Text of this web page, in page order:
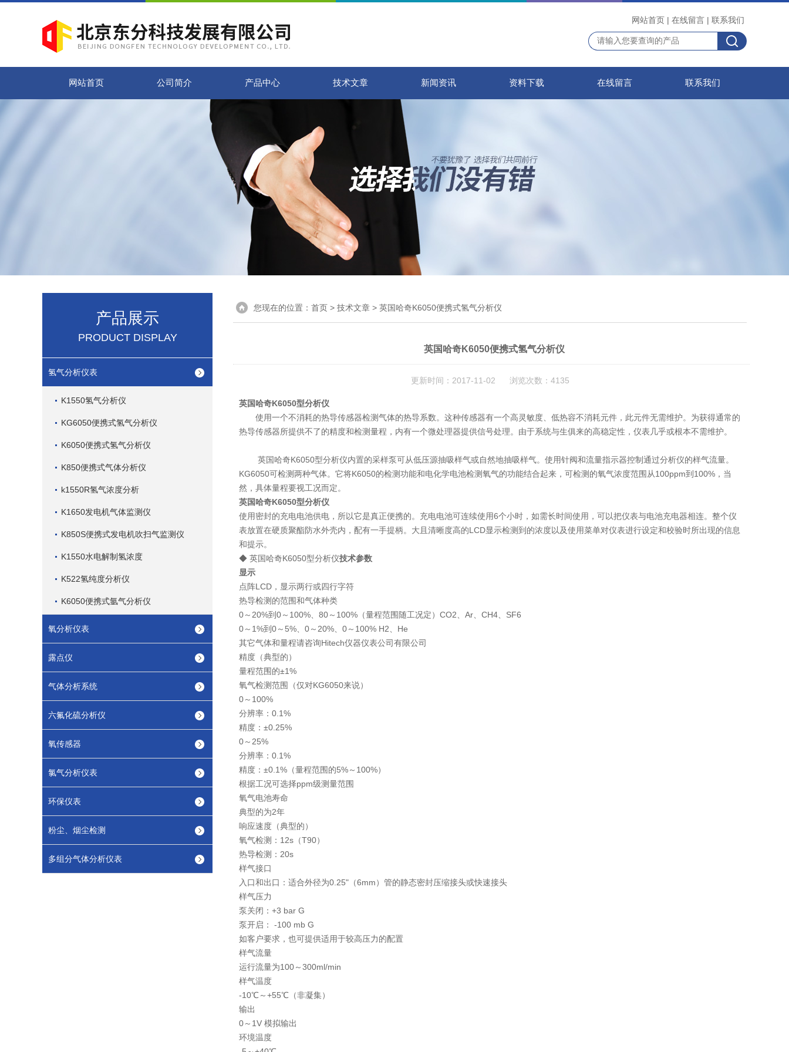
网站首页 | 在线留言 | 联系我们
网站首页 公司简介 产品中心 技术文章 新闻资讯 资料下载 在线留言 联系我们
产品展示
PRODUCT DISPLAY
氢气分析仪表
K1550氢气分析仪
KG6050便携式氢气分析仪
K6050便携式氢气分析仪
K850便携式气体分析仪
k1550R氢气浓度分析
K1650发电机气体监测仪
K850S便携式发电机吹扫气监测仪
K1550水电解制氢浓度
K522氢纯度分析仪
K6050便携式氩气分析仪
氧分析仪表
露点仪
气体分析系统
六氟化硫分析仪
氧传感器
氯气分析仪表
环保仪表
粉尘、烟尘检测
多组分气体分析仪表
您现在的位置： 首页 > 技术文章 > 英国哈奇K6050便携式氢气分析仪
英国哈奇K6050便携式氢气分析仪
更新时间：2017-11-02 浏览次数：4135
英国哈奇K6050型分析仪
使用一个不消耗的热导传感器检测气体的热导系数。这种传感器有一个高灵敏度、低热容不消耗元件，此元件无需维护。为获得通常的
热导传感器所提供不了的精度和检测量程，内有一个微处理器提供信号处理。由于系统与生俱来的高稳定性，仪表几乎或根本不需维护。
英国哈奇K6050型分析仪内置的采样泵可从低压源抽吸样气或自然地抽吸样气。使用针阀和流量指示器控制通过分析仪的样气流量。
KG6050可检测两种气体。它将K6050的检测功能和电化学电池检测氧气的功能结合起来，可检测的氧气浓度范围从100ppm到100%，当
然，具体量程要视工况而定。
英国哈奇K6050型分析仪
使用密封的充电电池供电，所以它是真正便携的。充电电池可连续使用6个小时，如需长时间使用，可以把仪表与电池充电器相连。整个仪
表放置在硬质聚酯防水外壳内，配有一手提柄。大且清晰度高的LCD显示检测到的浓度以及使用菜单对仪表进行设定和校验时所出现的信息
和提示。
◆ 英国哈奇K6050型分析仪技术参数
显示
点阵LCD，显示两行或四行字符
热导检测的范围和气体种类
0～20%到0～100%、80～100%（量程范围随工况定）CO2、Ar、CH4、SF6
0～1%到0～5%、0～20%、0～100% H2、He
其它气体和量程请咨询Hitech仪器仪表公司有限公司
精度（典型的）
量程范围的±1%
氧气检测范围（仅对KG6050来说）
0～100%
分辨率：0.1%
精度：±0.25%
0～25%
分辨率：0.1%
精度：±0.1%（量程范围的5%～100%）
根据工况可选择ppm级测量范围
氧气电池寿命
典型的为2年
响应速度（典型的）
氧气检测：12s（T90）
热导检测：20s
样气接口
入口和出口：适合外径为0.25"（6mm）管的静态密封压缩接头或快速接头
样气压力
泵关闭：+3 bar G
泵开启： -100 mb G
如客户要求，也可提供适用于较高压力的配置
样气流量
运行流量为100～300ml/min
样气温度
-10℃～+55℃（非凝集）
输出
0～1V 模拟输出
环境温度